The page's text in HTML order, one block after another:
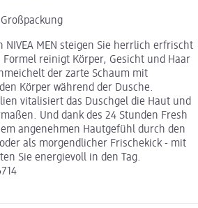
NIVEA MEN steigen Sie herrlich erfrischt
Formel reinigt Körper, Gesicht und Haar
der zarte Schaum mit
Körper während der Dusche.
vitalisiert das Duschgel die Haut und
Und dank des 24 Stunden Fresh
angenehmen Hautgefühl durch den
oder als morgendlicher Frischekick - mit
Sie energievoll in den Tag.